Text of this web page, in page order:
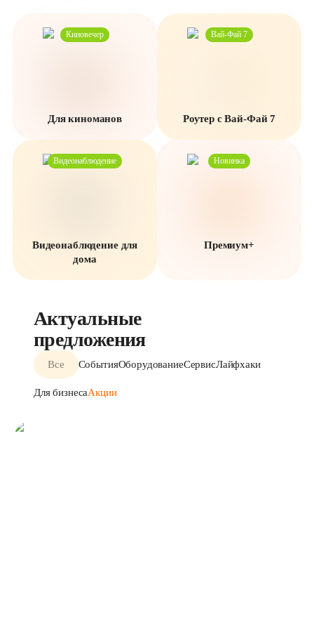
Для киноманов
Киновечер
Роутер с Вай-Фай 7
Вай-Фай 7
Видеонаблюдение для
дома
Видеонаблюдение
Премиум+
Новинка
Актуальные
предложения
Все СобытияОборудованиеСервисЛайфхаки
Для бизнесаАкции